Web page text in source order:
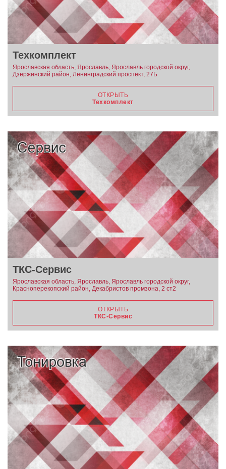
Техкомплект
Ярославская область, Ярославль, Ярославль городской округ,
Дзержинский район, Ленинградский проспект, 27Б
ОТКРЫТЬ
Техкомплект
ТКС-Cервис
Ярославская область, Ярославль, Ярославль городской округ,
Красноперекопский район, Декабристов промзона, 2 ст2
ОТКРЫТЬ
ТКС-Cервис